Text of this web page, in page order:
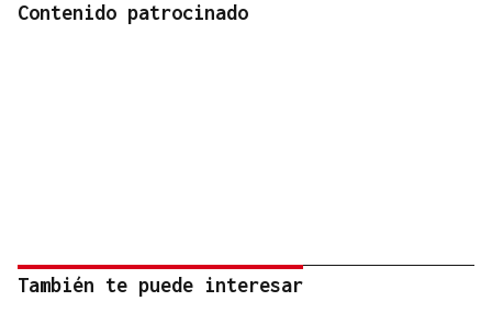
Contenido patrocinado
También te puede interesar